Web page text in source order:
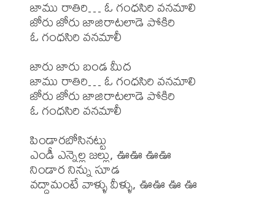
జాము రాతిరి… ఓ గంధసిరి వనమాలి
జోరు జోరు జాజిరాటలాడె పోకిరి
ఓ గంధసిరి వనమాలీ
జారు జారు బండ మీద
జాము రాతిరి… ఓ గంధసిరి వనమాలి
జోరు జోరు జాజిరాటలాడె పోకిరి
ఓ గంధసిరి వనమాలీ
పిండారబోసినట్టు
ఎండీ ఎన్నెల్ల జల్లు, ఊఊ ఊఊ
నిండార నిన్ను సూడ
వద్దామంటే వాళ్ళు వీళ్ళు, ఊఊ ఊ ఊ